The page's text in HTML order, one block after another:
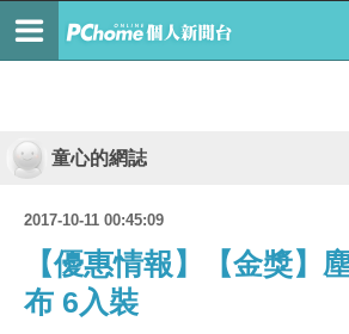
童心的網誌
2017-10-11 00:45:09
【優惠情報】【金獎】
布 6入裝